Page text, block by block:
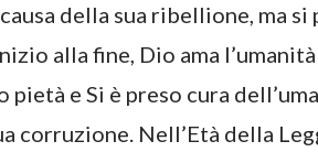
della sua ribellione, ma si
alla fine, Dio ama
e Si è preso cura
corruzione. Nell’Età della